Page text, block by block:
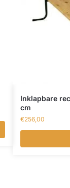
Inklapbare
cm
€256,00